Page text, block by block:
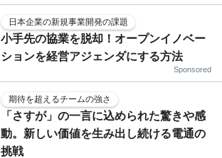
日本企業の新規事業開発の課題
小手先の協業を脱却！オープンイノベー
ションを経営アジェンダにする方法
Sponsored
期待を超えるチームの強さ
「さすが」の一言に込められた驚きや感
動。新しい価値を生み出し続ける電通の
挑戦